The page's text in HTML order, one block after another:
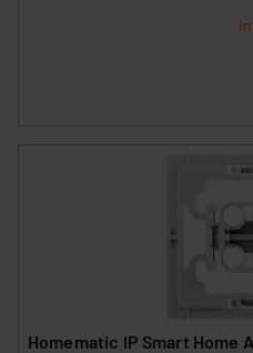
Homematic IP Smart Home